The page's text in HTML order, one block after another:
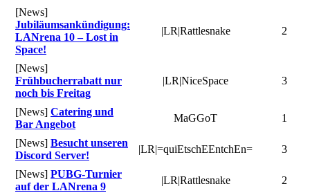
[News]
Jubiläumsankündigung:
LANrena 10 – Lost in
Space!
|LR|Rattlesnake 2
[News]
Frühbucherrabatt nur
noch bis Freitag
|LR|NiceSpace 3
[News] Catering und
Bar Angebot
MaGGoT 1
[News] Besucht unseren
Discord Server!
|LR|=quiEtschEEntchEn= 3
[News] PUBG-Turnier
auf der LANrena 9
|LR|Rattlesnake 2